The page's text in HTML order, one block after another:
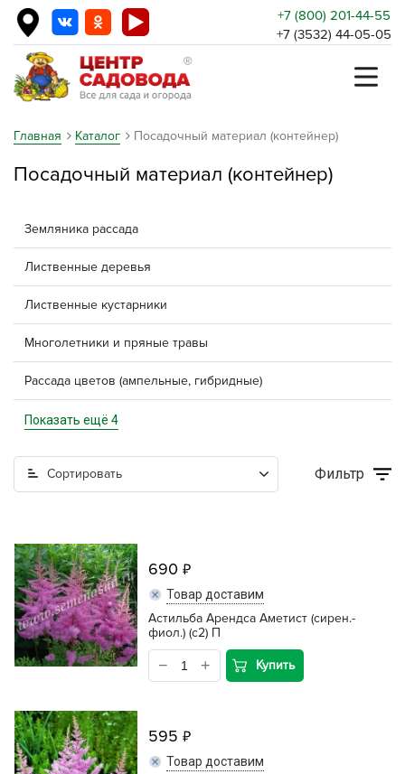
+7 (800) 201-44-55
+7 (3532) 44-05-05
Главная Каталог Посадочный материал (контейнер)
Посадочный материал (контейнер)
Земляника рассада
Лиственные деревья
Лиственные кустарники
Многолетники и пряные травы
Рассада цветов (ампельные, гибридные)
Рассада цветов однолетники
Роза
Хвойные растения
Показать ещё 4
Сортировать Фильтр
690
Товар доставим
Астильба Арендса Аметист (сирен.-
фиол.) (с2) П
Купить
595
Товар доставим